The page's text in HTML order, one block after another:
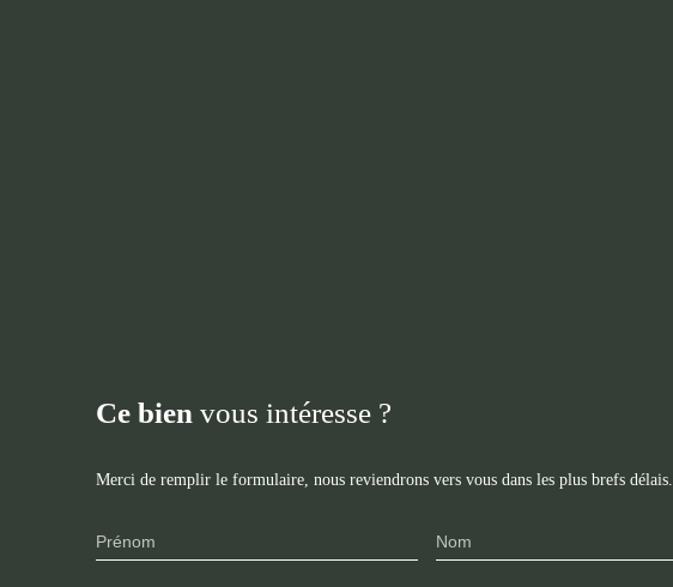
Ce bien vous intéresse ?
Merci de remplir le formulaire, nous reviendrons vers vous dans les plus brefs délais.
Prénom Nom